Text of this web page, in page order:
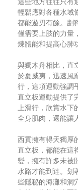
輕鬆應對各種水域
都能遊刃有餘。劃
僅需要上肢的力量
煉體能和提高心肺
與獨木舟相比，直
於夏威夷，迅速風
行，這項運動強調
直立板運動提供了
上滑行，欣賞水
全身肌肉，還能讓
西貢擁有得天獨厚
直立板，都能在這
變，擁有許多未被
水路才能到達。划
些隱秘的海灘和洞